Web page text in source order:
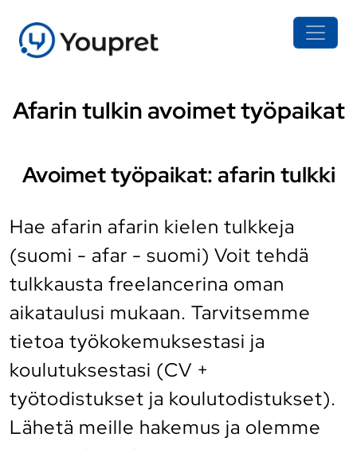
Afarin tulkin avoimet työpaikat
Avoimet työpaikat: afarin tulkki
Hae afarin afarin kielen tulkkeja
(suomi - afar - suomi) Voit tehdä
tulkkausta freelancerina oman
aikataulusi mukaan. Tarvitsemme
tietoa työkokemuksestasi ja
koulutuksestasi (CV +
työtodistukset ja koulutodistukset).
Lähetä meille hakemus ja olemme